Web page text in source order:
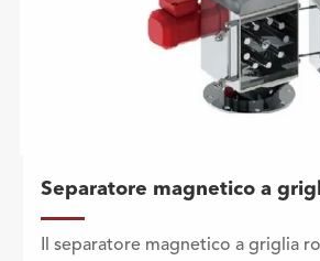
Separatore magnetico a
Il separatore magnetico a griglia